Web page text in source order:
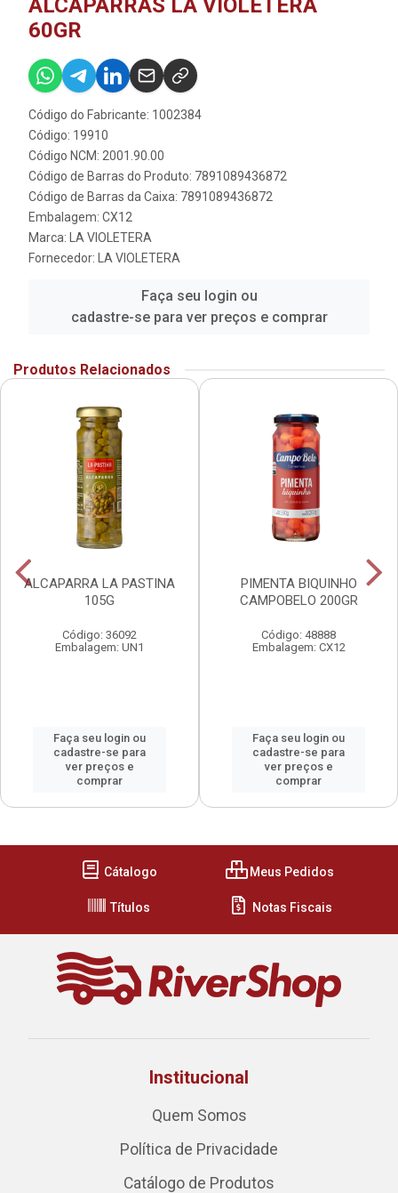
ALCAPARRAS LA VIOLETERA
60GR
Código do Fabricante: 1002384
Código: 19910
Código NCM: 2001.90.00
Código de Barras do Produto: 7891089436872
Código de Barras da Caixa: 7891089436872
Embalagem: CX12
Marca: LA VIOLETERA
Fornecedor: LA VIOLETERA
Faça seu login ou
cadastre-se para ver preços e comprar
Produtos Relacionados
ALCAPARRA LA PASTINA
105G
Código: 36092
Embalagem: UN1
Faça seu login ou
cadastre-se para
ver preços e
comprar
PIMENTA BIQUINHO
CAMPOBELO 200GR
Código: 48888
Embalagem: CX12
Faça seu login ou
cadastre-se para
ver preços e
comprar
Cátalogo Meus Pedidos
Títulos Notas Fiscais
Institucional
Quem Somos
Política de Privacidade
Catálogo de Produtos